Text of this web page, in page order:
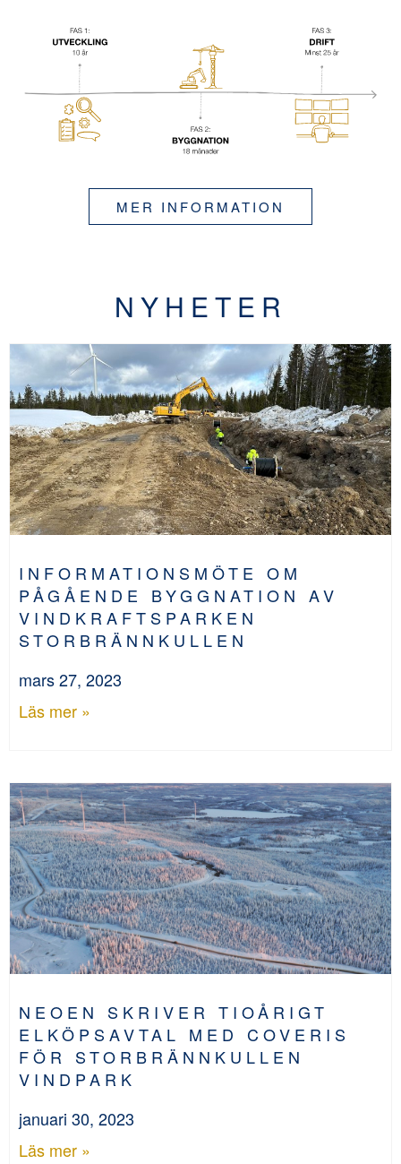
MER INFORMATION
NYHETER
INFORMATIONSMÖTE OM
PÅGÅENDE BYGGNATION AV
VINDKRAFTSPARKEN
STORBRÄNNKULLEN
mars 27, 2023
Läs mer »
NEOEN SKRIVER TIOÅRIGT
ELKÖPSAVTAL MED COVERIS
FÖR STORBRÄNNKULLEN
VINDPARK
januari 30, 2023
Läs mer »